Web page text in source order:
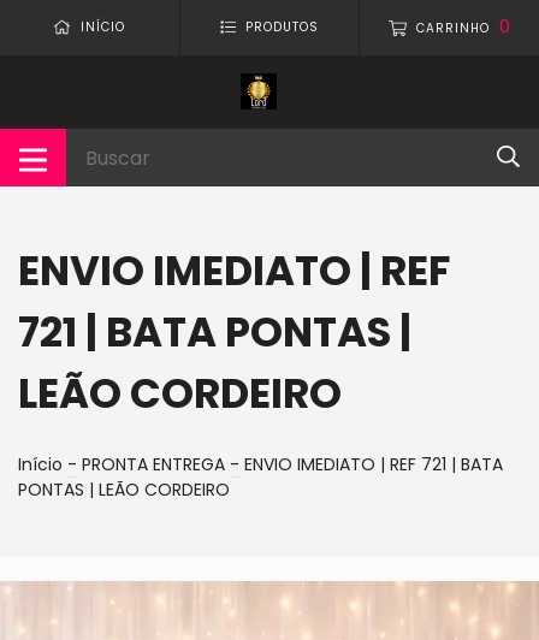
INÍCIO PRODUTOS CARRINHO 0
ENVIO IMEDIATO | REF
721 | BATA PONTAS |
LEÃO CORDEIRO
Início - PRONTA ENTREGA - ENVIO IMEDIATO | REF 721 | BATA
PONTAS | LEÃO CORDEIRO